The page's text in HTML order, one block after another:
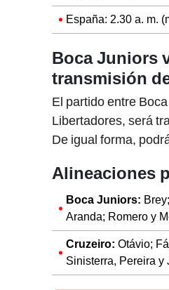
España: 2.30 a. m.
Boca Juniors
transmisión
El partido entre
Libertadores, será
De igual forma,
Alineaciones
Boca Juniors:
Aranda; Romero y
Cruzeiro: Otávio;
Sinisterra, Pereira y